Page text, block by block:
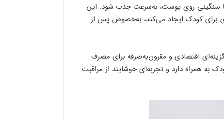
روی پوست، به‌سرعت جذب شود. این
برای کودک ایجاد می‌کند، به‌خصوص پس از
اقتصادی و مقرون‌به‌صرفه برای مصرف
همراه دارد و تجربه‌ای خوشایند از مراقبت